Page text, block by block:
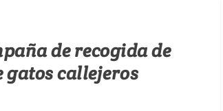
de recogida de
gatos callejeros